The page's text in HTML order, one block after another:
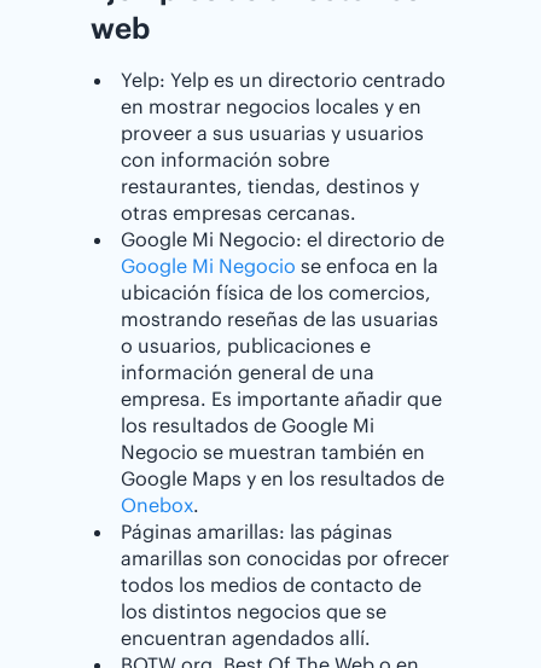
web
Yelp: Yelp es un directorio centrado
en mostrar negocios locales y en
proveer a sus usuarias y usuarios
con información sobre
restaurantes, tiendas, destinos y
otras empresas cercanas.
Google Mi Negocio: el directorio de
Google Mi Negocio se enfoca en la
ubicación física de los comercios,
mostrando reseñas de las usuarias
o usuarios, publicaciones e
información general de una
empresa. Es importante añadir que
los resultados de Google Mi
Negocio se muestran también en
Google Maps y en los resultados de
Onebox.
Páginas amarillas: las páginas
amarillas son conocidas por ofrecer
todos los medios de contacto de
los distintos negocios que se
encuentran agendados allí.